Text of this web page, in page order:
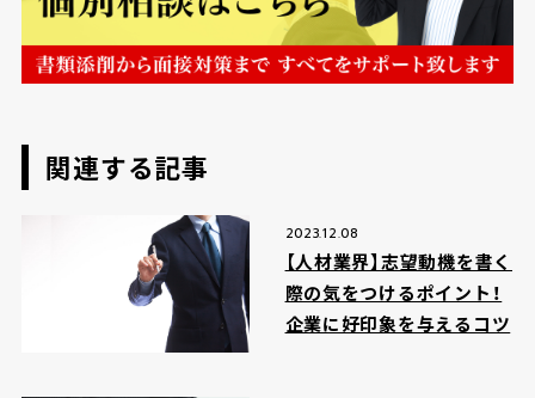
関連する記事
2023.12.08
【人材業界】志望動機を書く
際の気をつけるポイント！
企業に好印象を与えるコツ